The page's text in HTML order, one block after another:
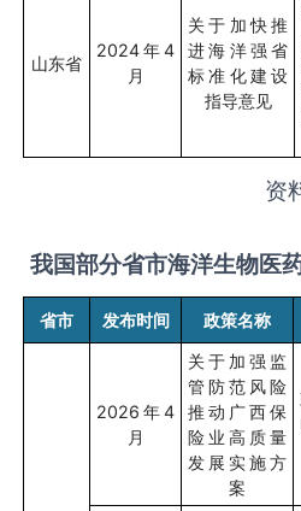
山东省
2024年4
月
关于加快推
进海洋强省
标准化建设
指导意见
资
我国部分省市海洋生物医
省市 发布时间 政策名称
2026 年4
月
关于加强监
管防范风险
推动广西保
险业高质量
发展实施方
案